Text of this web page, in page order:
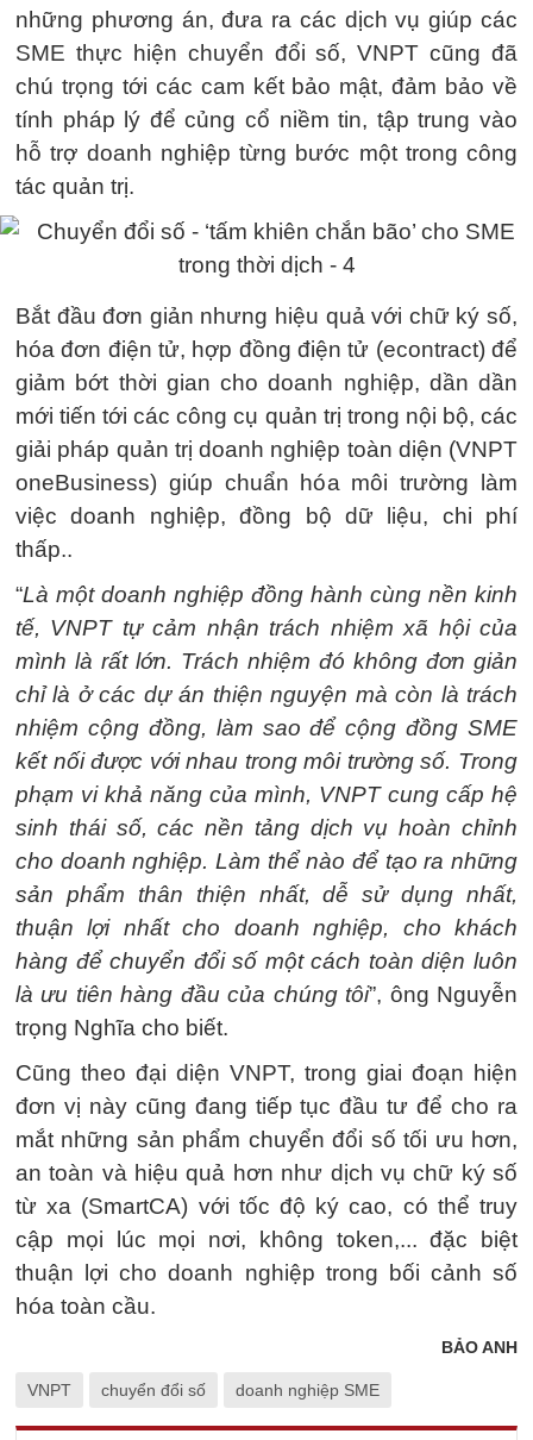
những phương án, đưa ra các dịch vụ giúp các
SME thực hiện chuyển đổi số, VNPT cũng đã
chú trọng tới các cam kết bảo mật, đảm bảo về
tính pháp lý để củng cổ niềm tin, tập trung vào
hỗ trợ doanh nghiệp từng bước một trong công
tác quản trị.
Bắt đầu đơn giản nhưng hiệu quả với chữ ký số,
hóa đơn điện tử, hợp đồng điện tử (econtract) để
giảm bớt thời gian cho doanh nghiệp, dần dần
mới tiến tới các công cụ quản trị trong nội bộ, các
giải pháp quản trị doanh nghiệp toàn diện (VNPT
oneBusiness) giúp chuẩn hóa môi trường làm
việc doanh nghiệp, đồng bộ dữ liệu, chi phí
thấp..
“Là một doanh nghiệp đồng hành cùng nền kinh
tế, VNPT tự cảm nhận trách nhiệm xã hội của
mình là rất lớn. Trách nhiệm đó không đơn giản
chỉ là ở các dự án thiện nguyện mà còn là trách
nhiệm cộng đồng, làm sao để cộng đồng SME
kết nối được với nhau trong môi trường số. Trong
phạm vi khả năng của mình, VNPT cung cấp hệ
sinh thái số, các nền tảng dịch vụ hoàn chỉnh
cho doanh nghiệp. Làm thể nào để tạo ra những
sản phẩm thân thiện nhất, dễ sử dụng nhất,
thuận lợi nhất cho doanh nghiệp, cho khách
hàng để chuyển đổi số một cách toàn diện luôn
là ưu tiên hàng đầu của chúng tôi”, ông Nguyễn
trọng Nghĩa cho biết.
Cũng theo đại diện VNPT, trong giai đoạn hiện
đơn vị này cũng đang tiếp tục đầu tư để cho ra
mắt những sản phẩm chuyển đổi số tối ưu hơn,
an toàn và hiệu quả hơn như dịch vụ chữ ký số
từ xa (SmartCA) với tốc độ ký cao, có thể truy
cập mọi lúc mọi nơi, không token,... đặc biệt
thuận lợi cho doanh nghiệp trong bối cảnh số
hóa toàn cầu.
BẢO ANH
VNPT chuyển đổi số doanh nghiệp SME